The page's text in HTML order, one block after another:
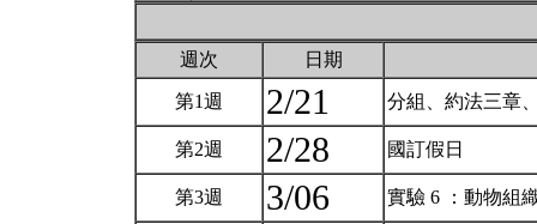
週次 日期
第1週 2/21 分組、約法三章
第2週 2/28 國訂假日
第3週 3/06 實驗 6 ：動物組